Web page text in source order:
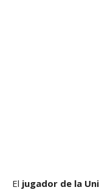
El jugador de la